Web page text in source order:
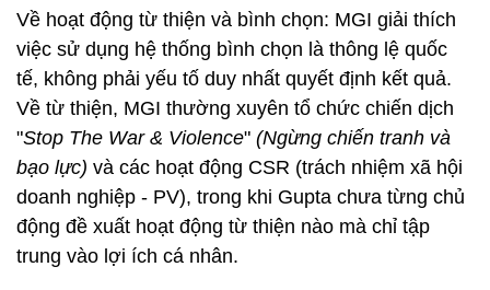
Về hoạt động từ thiện và bình chọn: MGI giải thích
việc sử dụng hệ thống bình chọn là thông lệ quốc
tế, không phải yếu tố duy nhất quyết định kết quả.
Về từ thiện, MGI thường xuyên tổ chức chiến dịch
"Stop The War & Violence" (Ngừng chiến tranh và
bạo lực) và các hoạt động CSR (trách nhiệm xã hội
doanh nghiệp - PV), trong khi Gupta chưa từng chủ
động đề xuất hoạt động từ thiện nào mà chỉ tập
trung vào lợi ích cá nhân.